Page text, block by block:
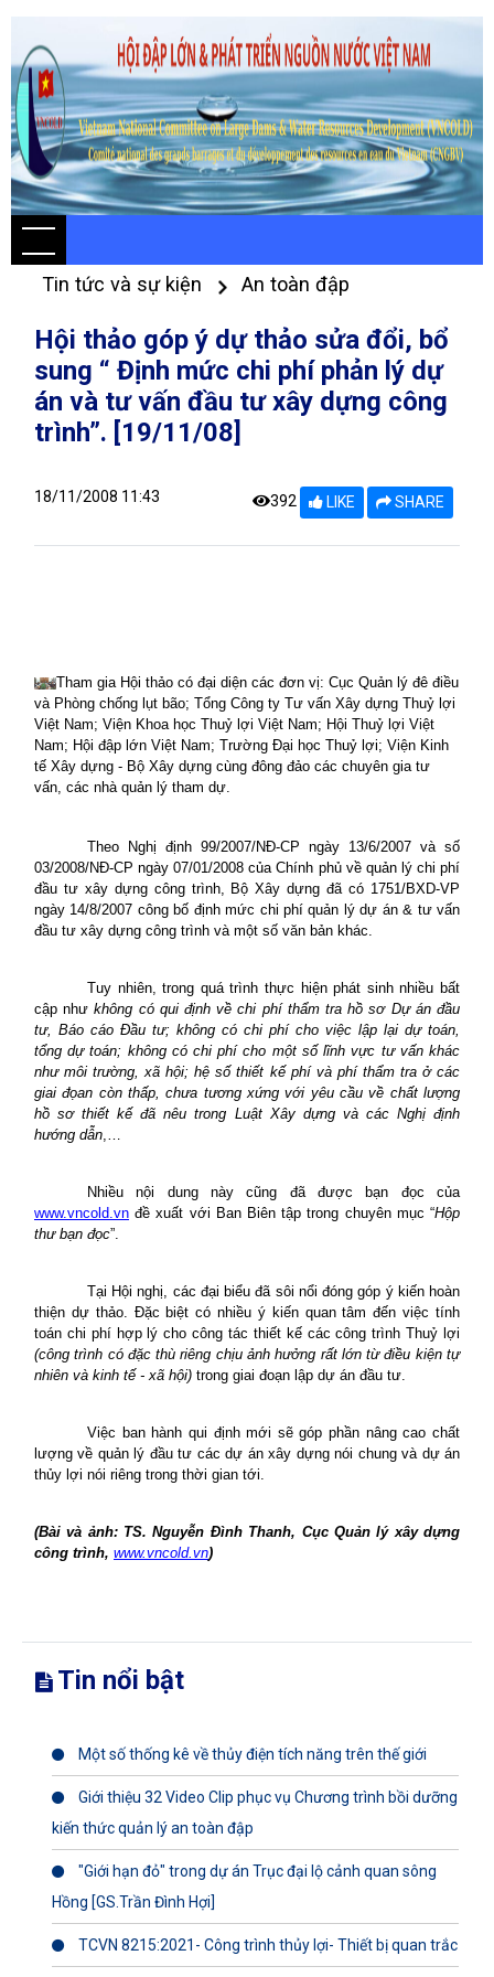
Tin tức và sự kiện An toàn đập
Hội thảo góp ý dự thảo sửa đổi, bổ
sung “ Định mức chi phí phản lý dự
án và tư vấn đầu tư xây dựng công
trình”. [19/11/08]
18/11/2008 11:43 392 LIKE SHARE
Tham gia Hội thảo có đại diện các đơn vị: Cục Quản lý đê điều
và Phòng chống lụt bão; Tổng Công ty Tư vấn Xây dựng Thuỷ lợi
Việt Nam; Viện Khoa học Thuỷ lợi Việt Nam; Hội Thuỷ lợi Việt
Nam; Hội đập lớn Việt Nam; Trường Đại học Thuỷ lợi; Viện Kinh
tế Xây dựng - Bộ Xây dựng cùng đông đảo các chuyên gia tư
vấn, các nhà quản lý tham dự.
Theo Nghị định 99/2007/NĐ-CP ngày 13/6/2007 và số
03/2008/NĐ-CP ngày 07/01/2008 của Chính phủ về quản lý chi phí
đầu tư xây dựng công trình, Bộ Xây dựng đã có 1751/BXD-VP
ngày 14/8/2007 công bố định mức chi phí quản lý dự án & tư vấn
đầu tư xây dựng công trình và một số văn bản khác.
Tuy nhiên, trong quá trình thực hiện phát sinh nhiều bất
cập nhưkhông có qui định về chi phí thẩm tra hồ sơ Dự án đầu
tư, Báo cáo Đầu tư; không có chi phí cho việc lập lại dự toán,
tổng dự toán; không có chi phí cho một số lĩnh vực tư vấn khác
như môi trường, xã hội; hệ số thiết kế phí và phí thẩm tra ở các
giai đọan còn thấp, chưa tương xứng với yêu cầu về chất lượng
hồ sơ thiết kế đã nêu trong Luật Xây dựng và các Nghị định
hướng dẫn,…
Nhiều nội dung này cũng đã được bạn đọc của
www.vncold.vn đề xuất với Ban Biên tập trong chuyên mục “Hộp
thư bạn đọc”.
Tại Hội nghị, các đại biểu đã sôi nổi đóng góp ý kiến hoàn
thiện dự thảo. Đặc biệt có nhiều ý kiến quan tâm đến việc tính
toán chi phí hợp lý cho công tác thiết kế các công trình Thuỷ lợi
(công trình có đặc thù riêng chịu ảnh hưởng rất lớn từ điều kiện tự
nhiên và kinh tế - xã hội) trong giai đoạn lập dự án đầu tư.
Việc ban hành qui định mới sẽ góp phần nâng cao chất
lượng về quản lý đầu tư các dự án xây dựng nói chung và dự án
thủy lợi nói riêng trong thời gian tới.
(Bài và ảnh: TS. Nguyễn Đình Thanh, Cục Quản lý xây dựng
công trình, www.vncold.vn)
Tin nổi bật
Một số thống kê về thủy điện tích năng trên thế giới
Giới thiệu 32 Video Clip phục vụ Chương trình bồi dưỡng
kiến thức quản lý an toàn đập
"Giới hạn đỏ" trong dự án Trục đại lộ cảnh quan sông
Hồng [GS.Trần Đình Hợi]
TCVN 8215:2021- Công trình thủy lợi- Thiết bị quan trắc